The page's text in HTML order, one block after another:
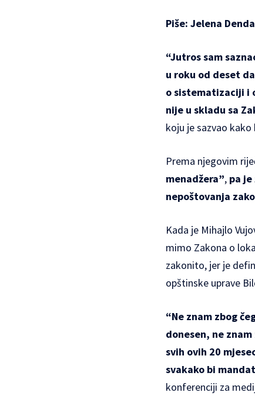
Piše: Jelena
“Jutros sam
u roku od deset
o sistematizaciji i
nije u skladu sa
koju je sazvao
Prema njegovim
menadžera”, pa
nepoštovanja
Kada je Mihajlo
mimo Zakona o
zakonito, jer je
opštinske uprave
“Ne znam zbog
donesen, ne
svih ovih 20
svakako bi
konferenciji za